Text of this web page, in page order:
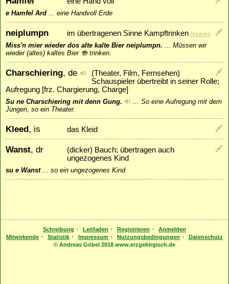
e Hamfel Ard ... eine Handvoll Erde
neiplumpn im übertragenen Sinne Kampftrinken [trinken]
Miss'n mier wieder dos alte kalte Bier neiplumpn. ... Müssen wir
wieder (altes) kaltes Bier 🍻 trinken.
Charschiering, de
(Theater, Film, Fernsehen)
Schauspieler übertreibt in seiner Rolle;
Aufregung [frz. Chargierung, Charge]
Su ne Charschiering mit denn Gung. ... So eine Aufregung mit dem
Jungen, so ein Theater.
Kleed, is das Kleid
Wanst, dr
(dicker) Bauch; übertragen auch
ungezogenes Kind
su e Wanst... so ein ungezogenes Kind
Schreibung · Leitfaden · Registrieren ·
Anmelden
Mitwirkende · Statistik · Impressum · Nutzungsbedingungen ·
Datenschutz
© Andreas Göbel 2018 www.erzgebirgisch.de